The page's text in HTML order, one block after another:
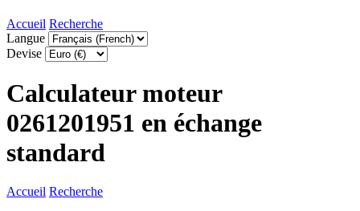
Accueil Recherche
Langue
Devise
Calculateur moteur
0261201951 en échange
standard
Accueil Recherche